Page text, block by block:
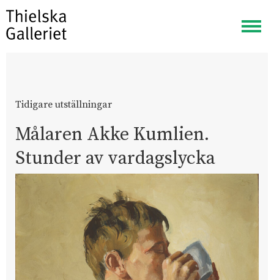
Visa
meny
Tidigare utställningar
Målaren Akke Kumlien.
Stunder av vardagslycka